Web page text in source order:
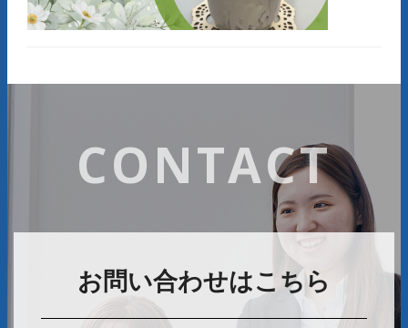
CONTACT
お問い合わせはこちら